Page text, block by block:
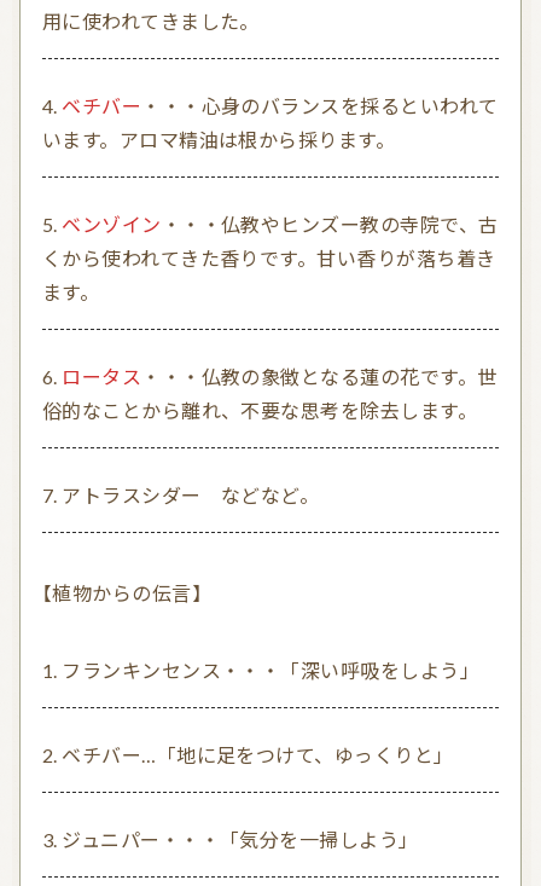
用に使われてきました。
ベチバー ・・・心身のバランスを採るといわれて
います。アロマ精油は根から採ります。
ベンゾイン ・・・仏教やヒンズー教の寺院で、古
くから使われてきた香りです。甘い香りが落ち着き
ます。
ロータス ・・・仏教の象徴となる蓮の花です。世
俗的なことから離れ、不要な思考を除去します。
アトラスシダー などなど。
【植物からの伝言】
フランキンセンス・・・「深い呼吸をしよう」
ベチバー…「地に足をつけて、ゆっくりと」
ジュニパー・・・「気分を一掃しよう」